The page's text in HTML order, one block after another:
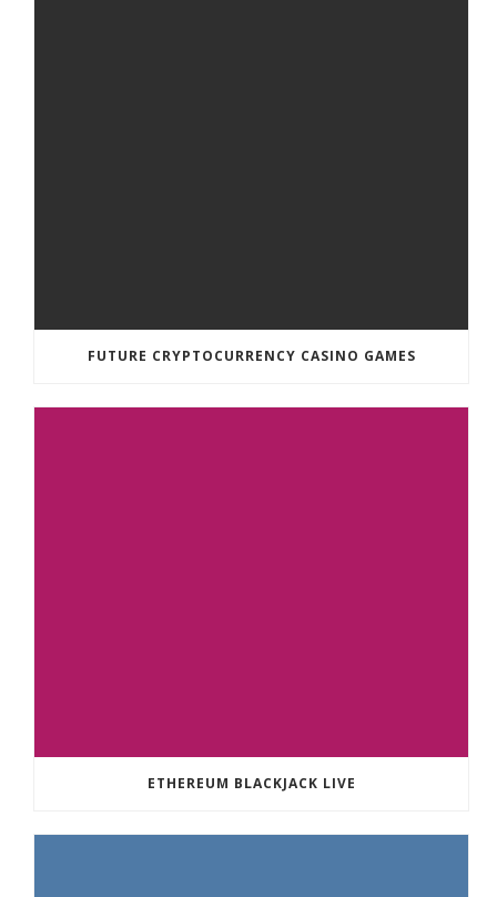
FUTURE CRYPTOCURRENCY CASINO GAMES
ETHEREUM BLACKJACK LIVE